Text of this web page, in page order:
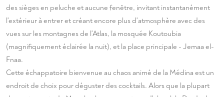
des sièges en peluche et aucune fenêtre, invitant instantanément
l'extérieur à entrer et créant encore plus d'atmosphère avec des
vues sur les montagnes de l'Atlas, la mosquée Koutoubia
(magnifiquement éclairée la nuit), et la place principale - Jemaa el-
Fnaa.
Cette échappatoire bienvenue au chaos animé de la Médina est un
endroit de choix pour déguster des cocktails. Alors que la plupart